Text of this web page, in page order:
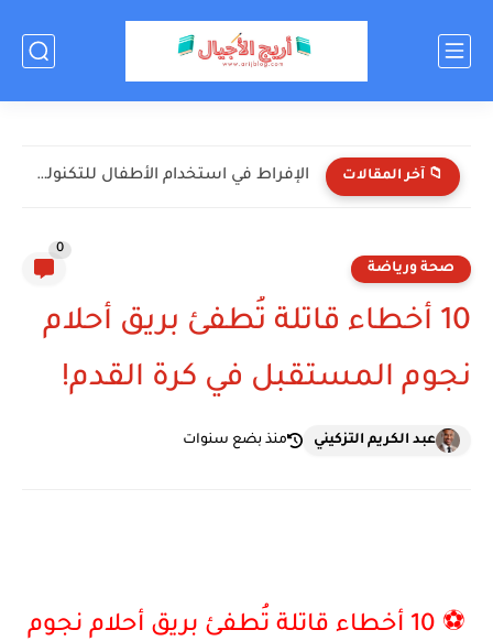
📁 آخر المقالات الإفراط في استخدام الأطفال للتكنولوجيا: الأضرار والحلول
صحة ورياضة
0
10 أخطاء قاتلة تُطفئ بريق أحلام
نجوم المستقبل في كرة القدم!
عبد الكريم التزكيني منذ بضع سنوات
⚽ 10 أخطاء قاتلة تُطفئ بريق أحلام نجوم